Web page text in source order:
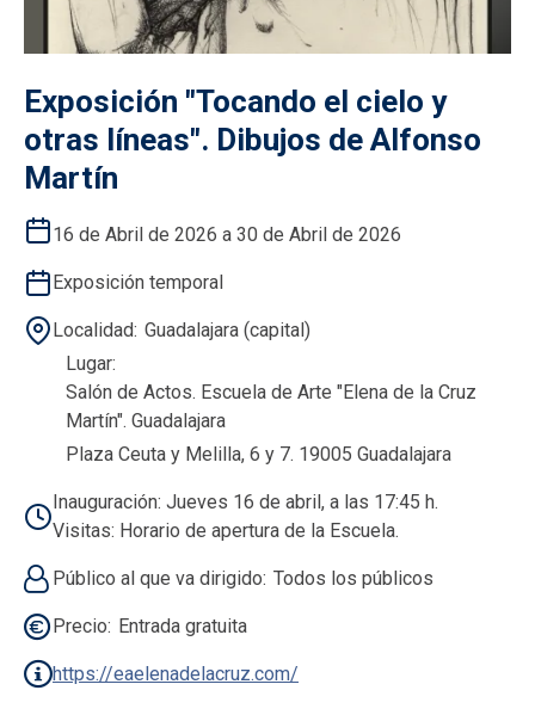
Exposición "Tocando el cielo y
otras líneas". Dibujos de Alfonso
Martín
16 de Abril de 2026 a 30 de Abril de 2026
Exposición temporal
Localidad Guadalajara (capital)
Lugar
Salón de Actos. Escuela de Arte "Elena de la Cruz
Martín". Guadalajara
Plaza Ceuta y Melilla, 6 y 7. 19005 Guadalajara
Inauguración: Jueves 16 de abril, a las 17:45 h.
Visitas: Horario de apertura de la Escuela.
Público al que va dirigido Todos los públicos
Precio Entrada gratuita
https://eaelenadelacruz.com/